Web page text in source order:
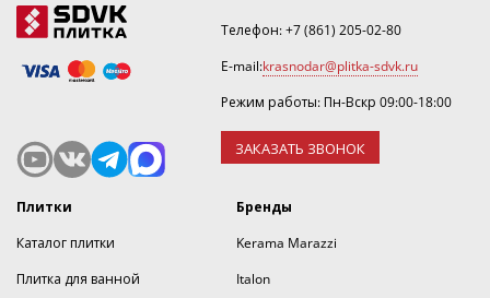
Телефон:+7 (861) 205-02-80
E-mail:krasnodar@plitka-sdvk.ru
Режим работы: Пн-Вскр 09:00-18:00
ЗАКАЗАТЬ ЗВОНОК
Плитки
Каталог плитки
Плитка для ванной
Бренды
Kerama Marazzi
Italon